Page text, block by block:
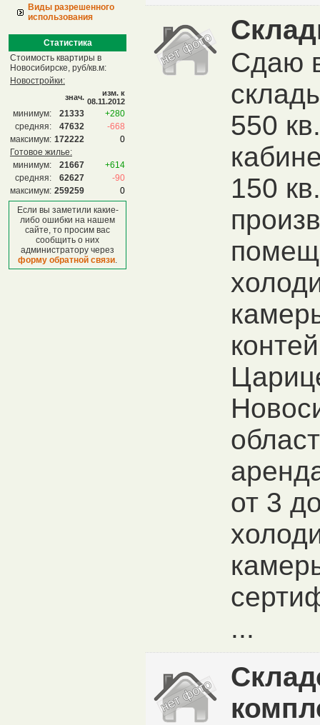
Виды разрешенного
использования
Статистика
Стоимость квартиры в
Новосибирске, руб/кв.м:
Новостройки:
знач.
изм. к
08.11.2012
минимум: 21333
+280
средняя:
47632
-668
максимум: 172222
0
Готовое жилье:
минимум:
21667
+614
средняя:
62627
-90
максимум: 259259
0
Если вы заметили какие-
либо ошибки на нашем
сайте, то просим вас
сообщить о них
администратору через
форму обратной связи.
Сдаю
550
150
от 3
...